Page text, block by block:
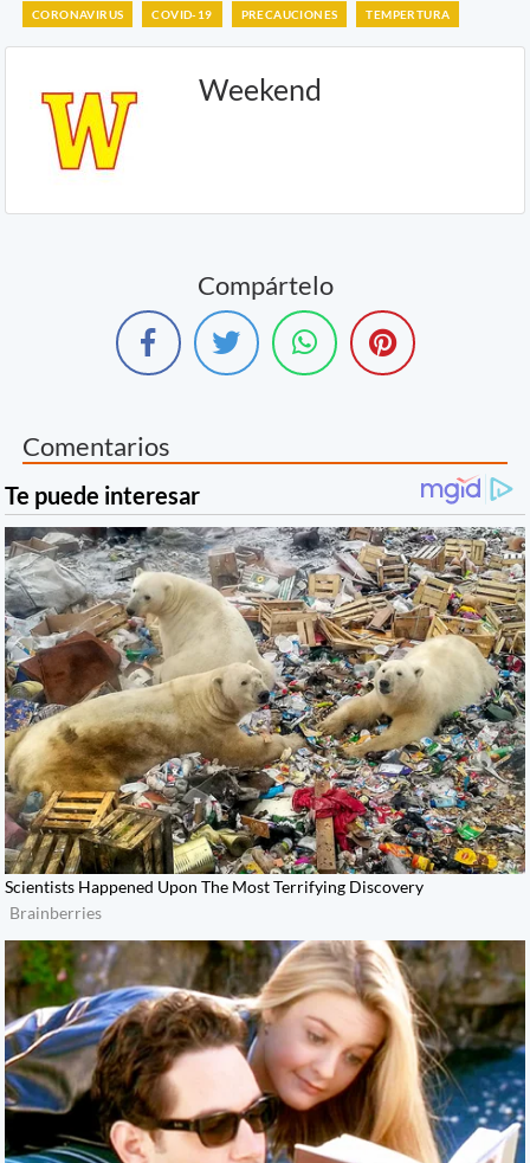
CORONAVIRUS COVID-19 PRECAUCIONES TEMPERTURA
Weekend
Compártelo
Comentarios